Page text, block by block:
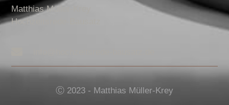
Matthias Müller-Krey
Hochzeitsrede-Bausatz
Ⓒ 2023 - Matthias Müller-Krey